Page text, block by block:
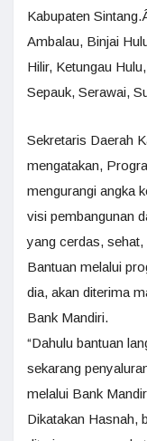
Kabupaten
Ambalau, Binjai
Hilir, Ketungau
Sepauk, Serawai,
Sekretaris Daerah
mengatakan,
mengurangi angka
visi pembangunan
yang cerdas, sehat,
Bantuan melalui
dia, akan diterima
Bank Mandiri.
“Dahulu bantuan
sekarang
melalui Bank
Dikatakan Hasnah,